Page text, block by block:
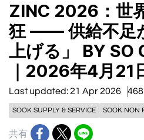
ZINC 2026：世
狂 —— 供給不足
上げる」 BY SO
｜2026年4月21
Last updated: 21 Apr 2026
SOOK SUPPLY & SERVICE SOOK NON
共有